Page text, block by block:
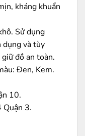
kháng khuẩn
Sử dụng
dụng và tùy
đồ an toàn.
Đen, Kem.
10.
Quận 3.